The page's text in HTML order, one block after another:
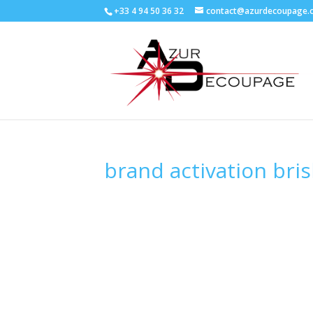
+33 4 94 50 36 32
brand activation